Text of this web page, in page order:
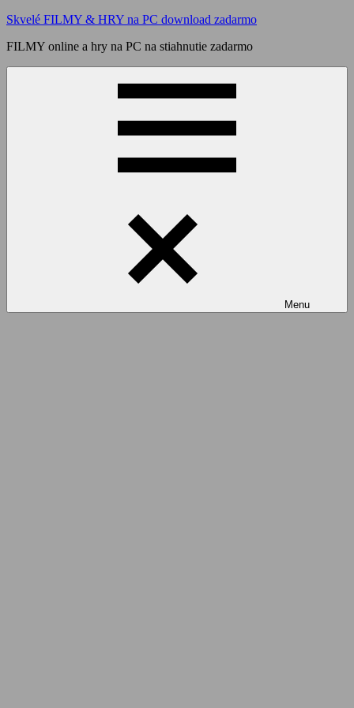
Skip
content
Skvelé FILMY & HRY na PC download zadarmo
FILMY online a hry na PC na stiahnutie zadarmo
Menu